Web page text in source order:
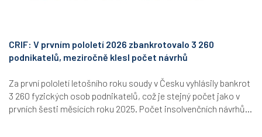
CRIF: V prvním pololetí 2026 zbankrotovalo 3 260
podnikatelů, meziročně klesl počet návrhů
Za první pololetí letošního roku soudy v Česku vyhlásily bankrot
3 260 fyzických osob podnikatelů, což je stejný počet jako v
prvních šesti měsících roku 2025. Počet insolvenčních návrhů...